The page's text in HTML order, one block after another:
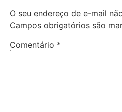
O seu endereço de e-mail
Campos obrigatórios são
Comentário *